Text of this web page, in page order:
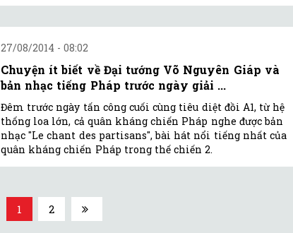
27/08/2014 - 08:02
Chuyện ít biết về Đại tướng Võ Nguyên Giáp và
bản nhạc tiếng Pháp trước ngày giải ...
Đêm trước ngày tấn công cuối cùng tiêu diệt đồi A1, từ hệ
thống loa lớn, cả quân kháng chiến Pháp nghe được bản
nhạc "Le chant des partisans", bài hát nổi tiếng nhất của
quân kháng chiến Pháp trong thế chiến 2.
1 2